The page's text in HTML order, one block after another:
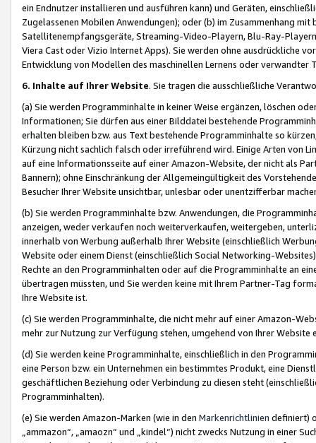
ein Endnutzer installieren und ausführen kann) und Geräten,
Zugelassenen Mobilen Anwendungen); oder (b) im Zusammenhang
Satellitenempfangsgeräte, Streaming-Video-Playern, Blu-Ray-
Viera Cast oder Vizio Internet Apps). Sie werden ohne ausdrückliche
Entwicklung von Modellen des maschinellen Lernens oder
6. Inhalte auf Ihrer Website. Sie tragen die ausschließliche
(a) Sie werden Programminhalte in keiner Weise ergänzen, löschen
Informationen; Sie dürfen aus einer Bilddatei bestehende
erhalten bleiben bzw. aus Text bestehende Programminhalte so
Kürzung nicht sachlich falsch oder irreführend wird. Einige Arten von
auf eine Informationsseite auf einer Amazon-Website, der nicht als
Bannern); ohne Einschränkung der Allgemeingültigkeit des
Besucher Ihrer Website unsichtbar, unlesbar oder unentzifferbar
(b) Sie werden Programminhalte bzw. Anwendungen, die
anzeigen, weder verkaufen noch weiterverkaufen, weitergeben,
innerhalb von Werbung außerhalb Ihrer Website (einschließlich
Website oder einem Dienst (einschließlich Social Networking-
Rechte an den Programminhalten oder auf die Programminhalte an
übertragen müssten, und Sie werden keine mit Ihrem Partner-Tag
Ihre Website ist.
(c) Sie werden Programminhalte, die nicht mehr auf einer Amazon-
mehr zur Nutzung zur Verfügung stehen, umgehend von Ihrer
(d) Sie werden keine Programminhalte, einschließlich in den
eine Person bzw. ein Unternehmen ein bestimmtes Produkt, eine
geschäftlichen Beziehung oder Verbindung zu diesen steht
Programminhalten).
(e) Sie werden Amazon-Marken (wie in den Markenrichtlinien definiert)
„ammazon“, „amaozn“ und „kindel“) nicht zwecks Nutzung in einer